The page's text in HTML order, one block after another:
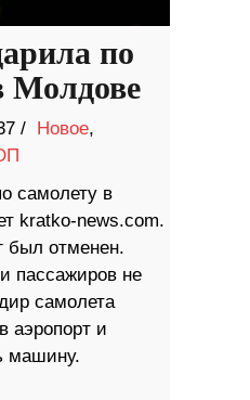
по
Молдове
/ Новое,
самолету в
kratko-news.com.
был отменен.
пассажиров не
самолета
аэропорт и
машину.